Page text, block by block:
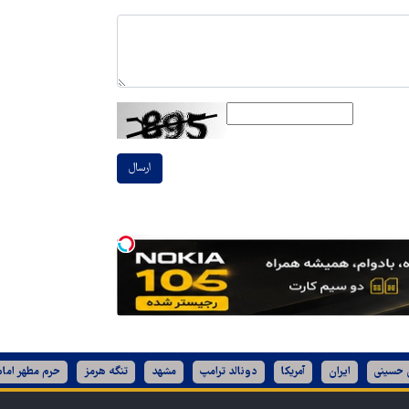
ارسال
حسینی ایران آمریکا دونالد ترامپ مشهد تنگه هرمز حرم مطهر